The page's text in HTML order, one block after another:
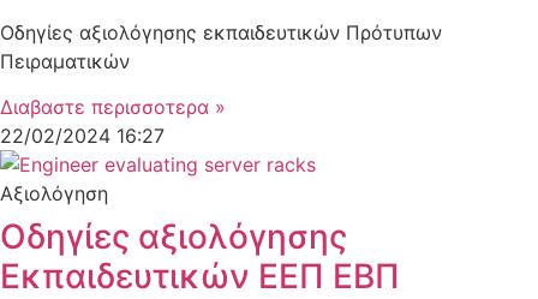
Οδηγίες αξιολόγησης εκπαιδευτικών Πρότυπων
Πειραματικών
Διαβαστε περισσοτερα »
22/02/2024 16:27
Αξιολόγηση
Οδηγίες αξιολόγησης
Εκπαιδευτικών ΕΕΠ ΕΒΠ